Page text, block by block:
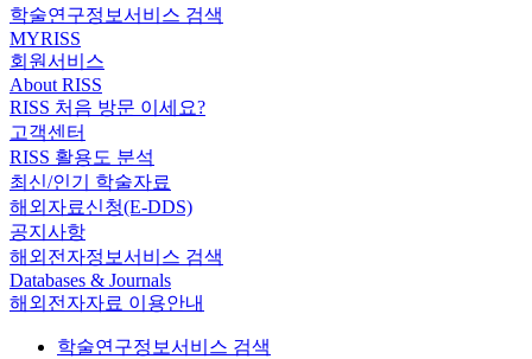
학술연구정보서비스 검색
MYRISS
회원서비스
About RISS
RISS 처음 방문 이세요?
고객센터
RISS 활용도 분석
최신/인기 학술자료
해외자료신청(E-DDS)
공지사항
해외전자정보서비스 검색
Databases & Journals
해외전자자료 이용안내
학술연구정보서비스 검색